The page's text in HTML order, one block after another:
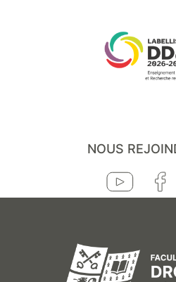
NOUS